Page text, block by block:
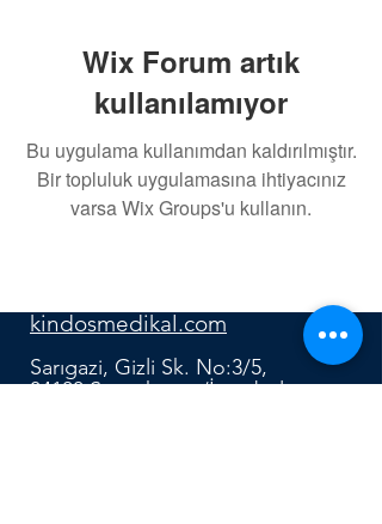
Wix Forum artık
kullanılamıyor
Bu uygulama kullanımdan kaldırılmıştır.
Bir topluluk uygulamasına ihtiyacınız
varsa Wix Groups'u kullanın.
kindosmedikal.com
Sarıgazi, Gizli Sk. No:3/5,
34100 Sancaktepe/İstanbul